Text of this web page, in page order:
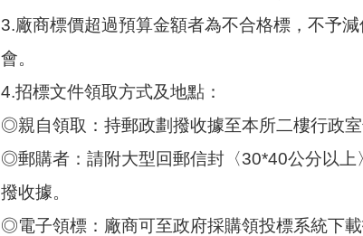
3.廠商標價超過預算金額者為不合格標，不予
會。
4.招標文件領取方式及地點：
◎親自領取：持郵政劃撥收據至本所二樓行政
◎郵購者：請附大型回郵信封〈30*40公分以
撥收據。
◎電子領標：廠商可至政府採購領投標系統下載